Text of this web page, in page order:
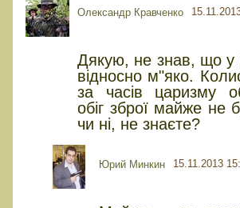
Олександр Кравченко
Дякую, не знав, що у
відносно м"яко.
за часів царизму
обіг зброї майже не
чи ні, не знаєте?
Юрий Минкин 15.11.2013